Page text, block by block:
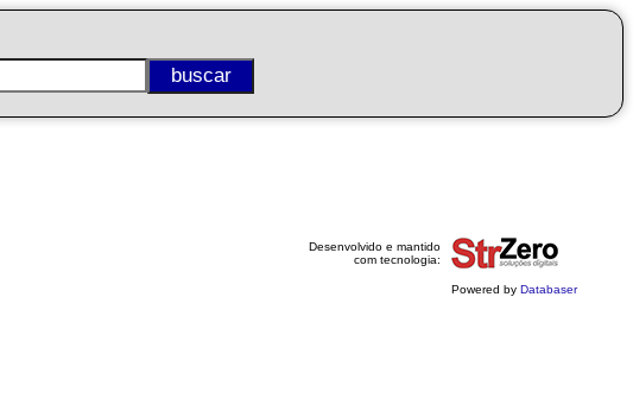
Desenvolvido e mantido
com tecnologia:
Powered by Databaser